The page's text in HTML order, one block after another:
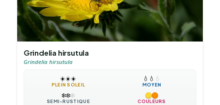
Grindelia hirsutula
Grindelia hirsutula
☀️☀️☀️
PLEIN SOLEIL
💧 💧 💧
MOYEN
❄️❄️❄️
SEMI-RUSTIQUE COULEURS